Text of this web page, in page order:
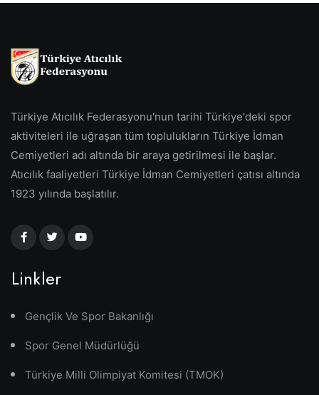
Türkiye Atıcılık Federasyonu'nun tarihi Türkiye'deki spor
aktiviteleri ile uğraşan tüm toplulukların Türkiye İdman
Cemiyetleri adı altında bir araya getirilmesi ile başlar.
Atıcılık faaliyetleri Türkiye İdman Cemiyetleri çatısı altında
1923 yılında başlatılır.
Linkler
Gençlik Ve Spor Bakanlığı
Spor Genel Müdürlüğü
Türkiye Milli Olimpiyat Komitesi (TMOK)